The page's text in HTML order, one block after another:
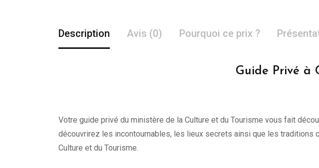
Description Avis (0) Pourquoi ce prix ?
Guide Privé à
Votre guide privé du ministère de la Culture et du Tourisme vous fait
découvrirez les incontournables, les lieux secrets ainsi que les
Culture et du Tourisme.